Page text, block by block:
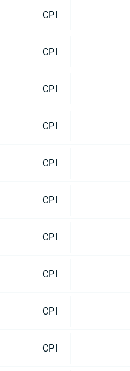
CPI
CPI
CPI
CPI
CPI
CPI
CPI
CPI
CPI
CPI